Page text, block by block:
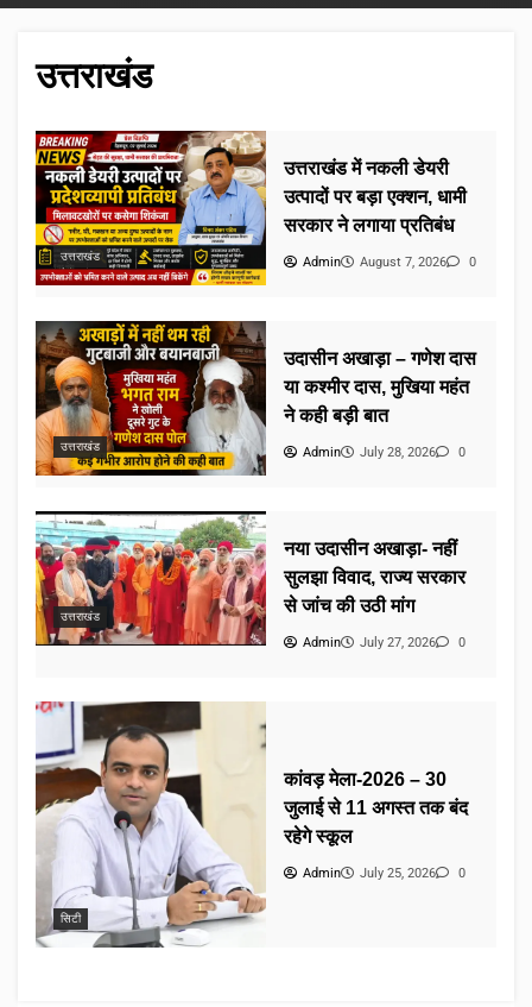
उत्तराखंड
उत्तराखंड
उत्तराखंड में नकली डेयरी
उत्पादों पर बड़ा एक्शन, धामी
सरकार ने लगाया प्रतिबंध
Admin August 7, 2026 0
उत्तराखंड
उदासीन अखाड़ा – गणेश दास
या कश्मीर दास, मुखिया महंत
ने कही बड़ी बात
Admin July 28, 2026 0
उत्तराखंड
नया उदासीन अखाड़ा- नहीं
सुलझा विवाद, राज्य सरकार
से जांच की उठी मांग
Admin July 27, 2026 0
सिटी
कांवड़ मेला-2026 – 30
जुलाई से 11 अगस्त तक बंद
रहेगे स्कूल
Admin July 25, 2026 0